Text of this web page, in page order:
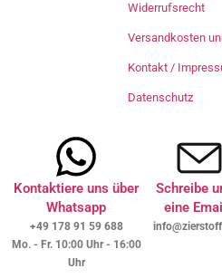
Widerrufsrecht
Versandkosten
Kontakt /
Datenschutz
Kontaktiere uns über
Whatsapp
+49 178 91 59 688
Mo. - Fr. 10:00 Uhr - 16:00
Uhr
Schreibe
eine Email